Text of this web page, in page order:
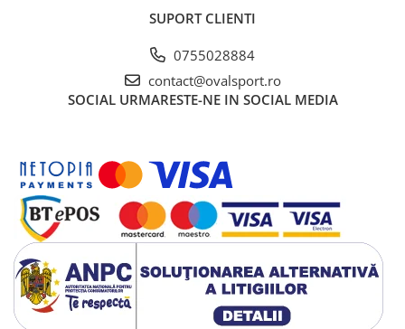
SUPORT CLIENTI
0755028884
contact@ovalsport.ro
SOCIAL URMARESTE-NE IN SOCIAL MEDIA